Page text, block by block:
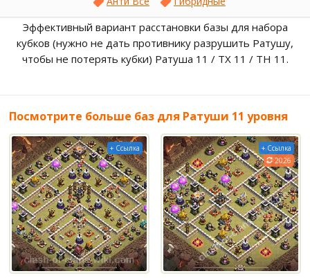
Эффективный вариант расстановки базы для набора
кубков (нужно не дать противнику разрушить Ратушу,
чтобы не потерять кубки) Ратуша 11 / ТХ 11 / TH 11.
Посмотрите больше баз для Ратуши 11 уровня
+ Ссылка
+ Ссылка
2026